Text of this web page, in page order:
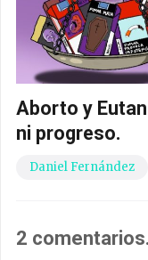
Aborto y
ni progreso.
Daniel Fernández
2 comentarios.